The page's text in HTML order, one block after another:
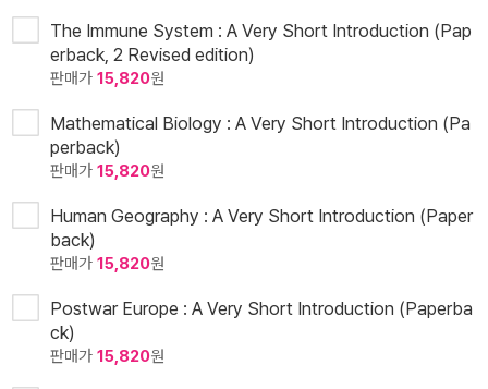
The Immune System : A Very Short Introduction (Pap
erback, 2 Revised edition)
판매가 15,820원
Mathematical Biology : A Very Short Introduction (Pa
perback)
판매가 15,820원
Human Geography : A Very Short Introduction (Paper
back)
판매가 15,820원
Postwar Europe : A Very Short Introduction (Paperba
ck)
판매가 15,820원